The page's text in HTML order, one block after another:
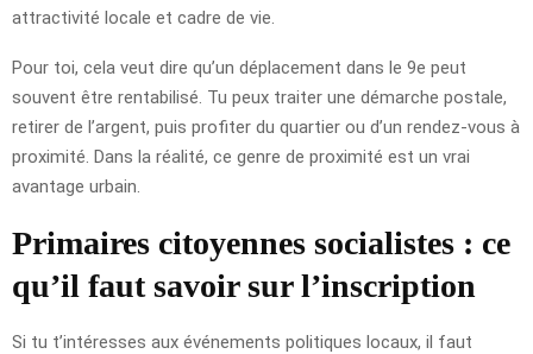
attractivité locale et cadre de vie.
Pour toi, cela veut dire qu’un déplacement dans le 9e peut
souvent être rentabilisé. Tu peux traiter une démarche postale,
retirer de l’argent, puis profiter du quartier ou d’un rendez-vous à
proximité. Dans la réalité, ce genre de proximité est un vrai
avantage urbain.
Primaires citoyennes socialistes : ce
qu’il faut savoir sur l’inscription
Si tu t’intéresses aux événements politiques locaux, il faut